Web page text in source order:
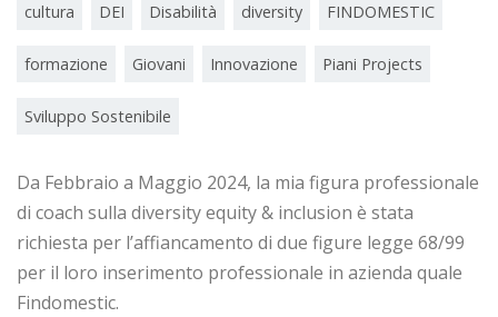
cultura DEI Disabilità diversity FINDOMESTIC
formazione Giovani Innovazione Piani Projects
Sviluppo Sostenibile
Da Febbraio a Maggio 2024, la mia figura professionale
di coach sulla diversity equity & inclusion è stata
richiesta per l’affiancamento di due figure legge 68/99
per il loro inserimento professionale in azienda quale
Findomestic.